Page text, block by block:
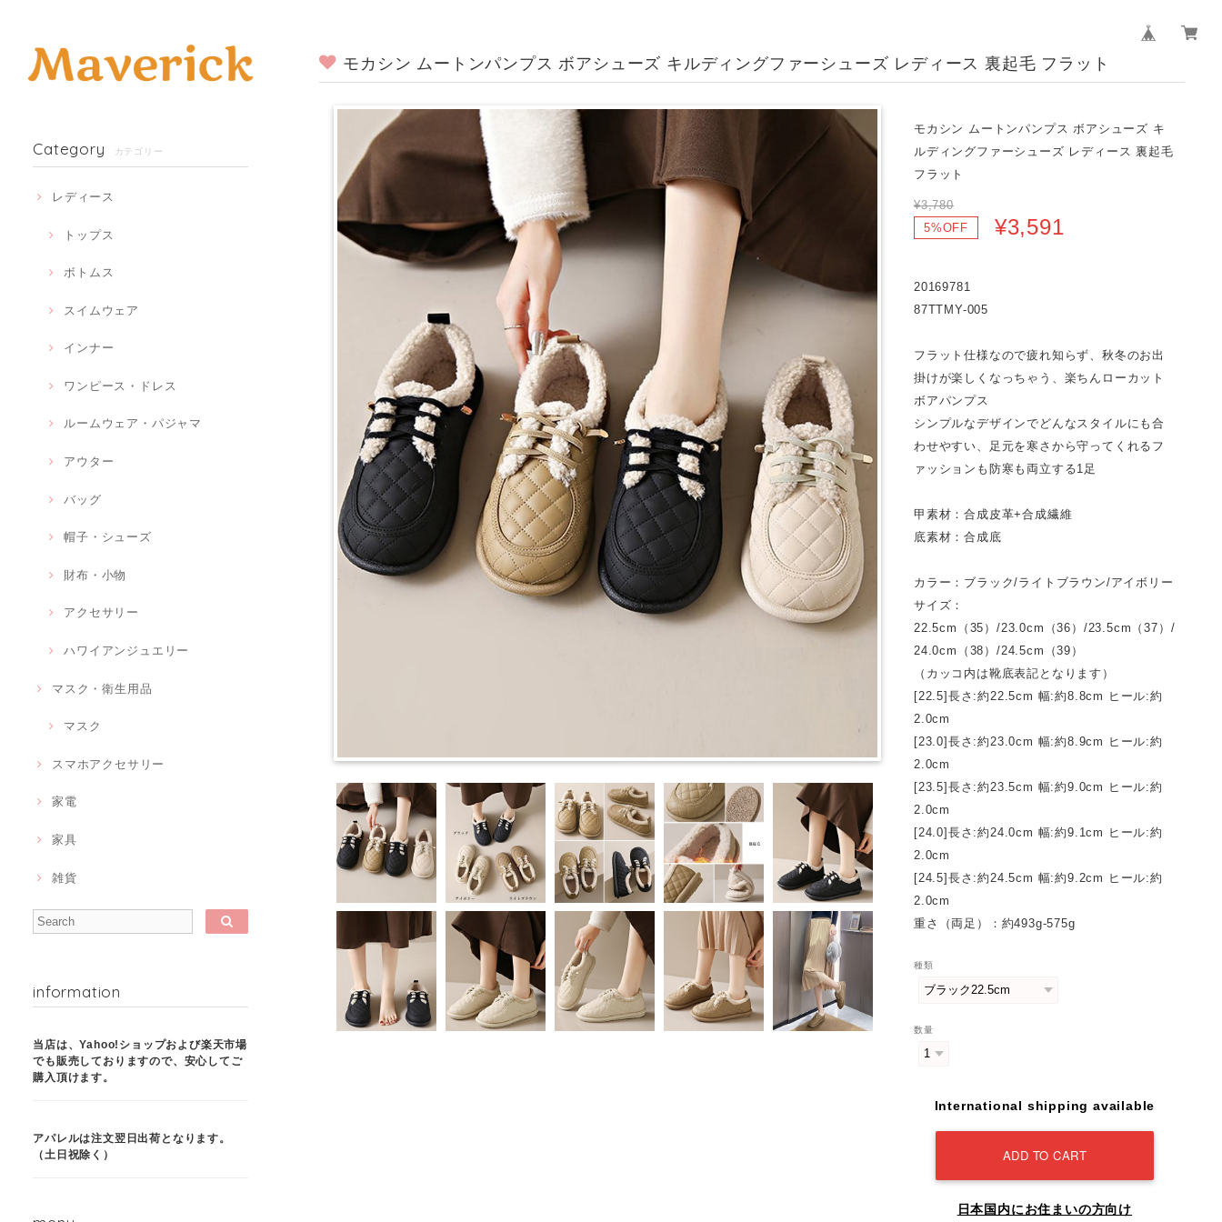
Category カテゴリー
レディース
トップス
ボトムス
スイムウェア
インナー
ワンピース・ドレス
ルームウェア・パジャマ
アウター
バッグ
帽子・シューズ
財布・小物
アクセサリー
ハワイアンジュエリー
マスク・衛生用品
マスク
スマホアクセサリー
家電
家具
雑貨
information
当店は、Yahoo!ショップおよび楽天市場
でも販売しておりますので、安心してご
購入頂けます。
アパレルは注文翌日出荷となります。
（土日祝除く）
モカシン ムートンパンプス ボアシューズ キルディングファーシューズ レディース 裏起毛 フラット
モカシン ムートンパンプス ボアシューズ キ
ルディングファーシューズ レディース 裏起毛
フラット
¥3,780
5%OFF
¥3,591
20169781
87TTMY-005
フラット仕様なので疲れ知らず、秋冬のお出
掛けが楽しくなっちゃう、楽ちんローカット
ボアパンプス
シンプルなデザインでどんなスタイルにも合
わせやすい、足元を寒さから守ってくれるフ
ァッションも防寒も両立する1足
甲素材：合成皮革+合成繊維
底素材：合成底
カラー：ブラック/ライトブラウン/アイボリー
サイズ：
22.5cm（35）/23.0cm（36）/23.5cm（37）/
24.0cm（38）/24.5cm（39）
（カッコ内は靴底表記となります）
[22.5]長さ:約22.5cm 幅:約8.8cm ヒール:約
2.0cm
[23.0]長さ:約23.0cm 幅:約8.9cm ヒール:約
2.0cm
[23.5]長さ:約23.5cm 幅:約9.0cm ヒール:約
2.0cm
[24.0]長さ:約24.0cm 幅:約9.1cm ヒール:約
2.0cm
[24.5]長さ:約24.5cm 幅:約9.2cm ヒール:約
2.0cm
重さ（両足）：約493g-575g
種類
数量
International shipping available
ADD TO CART
日本国内にお住まいの方向け